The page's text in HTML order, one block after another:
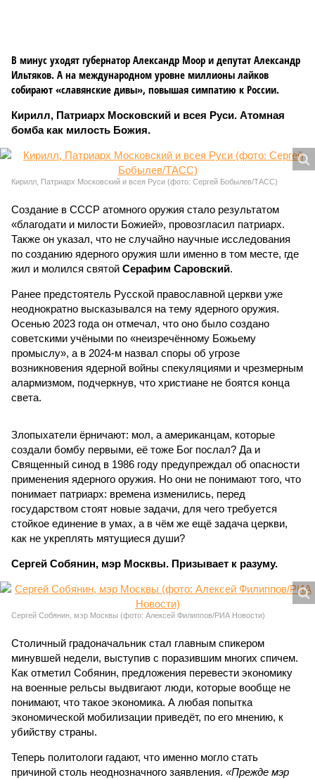
В минус уходят губернатор Александр Моор и депутат Александр
Ильтяков. А на международном уровне миллионы лайков
собирают «славянские дивы», повышая симпатию к России.
Кирилл, Патриарх Московский и всея Руси. Атомная
бомба как милость Божия.
Кирилл, Патриарх Московский и всея Руси (фото: Сергей Бобылев/ТАСС)
Создание в СССР атомного оружия стало результатом
«благодати и милости Божией», провозгласил патриарх.
Также он указал, что не случайно научные исследования
по созданию ядерного оружия шли именно в том месте, где
жил и молился святой Серафим Саровский.
Ранее предстоятель Русской православной церкви уже
неоднократно высказывался на тему ядерного оружия.
Осенью 2023 года он отмечал, что оно было создано
советскими учёными по «неизречённому Божьему
промыслу», а в 2024-м назвал споры об угрозе
возникновения ядерной войны спекуляциями и чрезмерным
алармизмом, подчеркнув, что христиане не боятся конца
света.
Злопыхатели ёрничают: мол, а американцам, которые
создали бомбу первыми, её тоже Бог послал? Да и
Священный синод в 1986 году предупреждал об опасности
применения ядерного оружия. Но они не понимают того, что
понимает патриарх: времена изменились, перед
государством стоят новые задачи, для чего требуется
стойкое единение в умах, а в чём же ещё задача церкви,
как не укреплять мятущиеся души?
Сергей Собянин, мэр Москвы. Призывает к разуму.
Сергей Собянин, мэр Москвы (фото: Алексей Филиппов/РИА Новости)
Столичный градоначальник стал главным спикером
минувшей недели, выступив с поразившим многих спичем.
Как отметил Собянин, предложения перевести экономику
на военные рельсы выдвигают люди, которые вообще не
понимают, что такое экономика. А любая попытка
экономической мобилизации приведёт, по его мнению, к
убийству страны.
Теперь политологи гадают, что именно могло стать
причиной столь неоднозначного заявления. «Прежде мэр